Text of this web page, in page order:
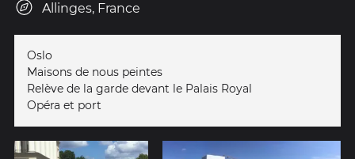
Allinges, France
Oslo
Maisons de nous peintes
Relève de la garde devant le Palais Royal
Opéra et port